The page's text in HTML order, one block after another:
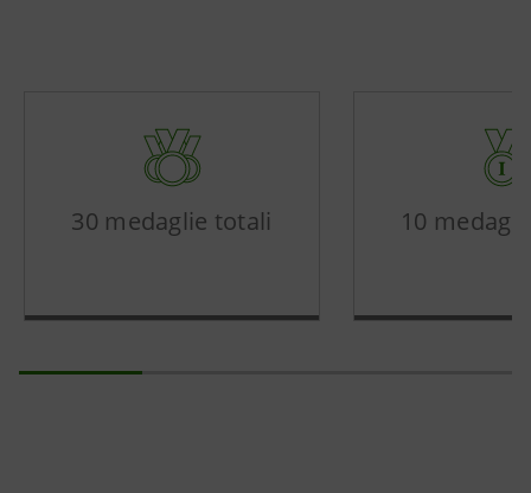
30 medaglie totali 10